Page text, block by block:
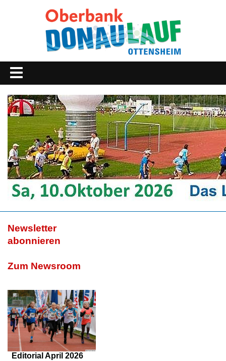
Newsletter
abonnieren
Zum Newsroom
Editorial April 2026